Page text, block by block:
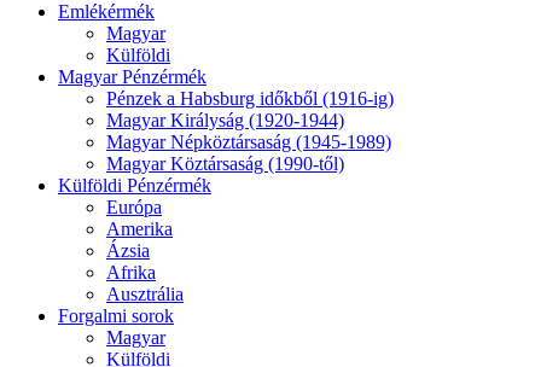
Emlékérmék
Magyar
Külföldi
Magyar Pénzérmék
Pénzek a Habsburg időkből (1916-ig)
Magyar Királyság (1920-1944)
Magyar Népköztársaság (1945-1989)
Magyar Köztársaság (1990-től)
Külföldi Pénzérmék
Európa
Amerika
Ázsia
Afrika
Ausztrália
Forgalmi sorok
Magyar
Külföldi